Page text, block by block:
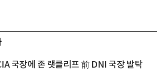
국장에 존 랫클리프 前 DNI 국장 발탁